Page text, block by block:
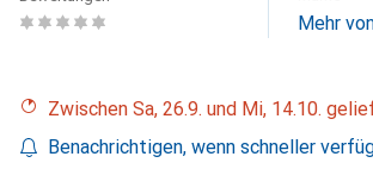
Mehr
Zwischen Sa, 26.9. und Mi, 14.10.
Benachrichtigen, wenn schneller